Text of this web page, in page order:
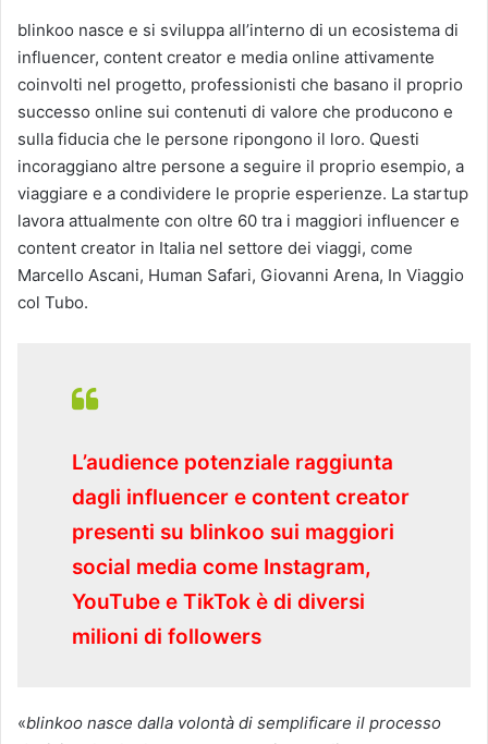
blinkoo nasce e si sviluppa all’interno di un ecosistema di
influencer, content creator e media online attivamente
coinvolti nel progetto, professionisti che basano il proprio
successo online sui contenuti di valore che producono e
sulla fiducia che le persone ripongono il loro. Questi
incoraggiano altre persone a seguire il proprio esempio, a
viaggiare e a condividere le proprie esperienze. La startup
lavora attualmente con oltre 60 tra i maggiori influencer e
content creator in Italia nel settore dei viaggi, come
Marcello Ascani, Human Safari, Giovanni Arena, In Viaggio
col Tubo.
L’audience potenziale raggiunta
dagli influencer e content creator
presenti su blinkoo sui maggiori
social media come Instagram,
YouTube e TikTok è di diversi
milioni di followers
«blinkoo nasce dalla volontà di semplificare il processo